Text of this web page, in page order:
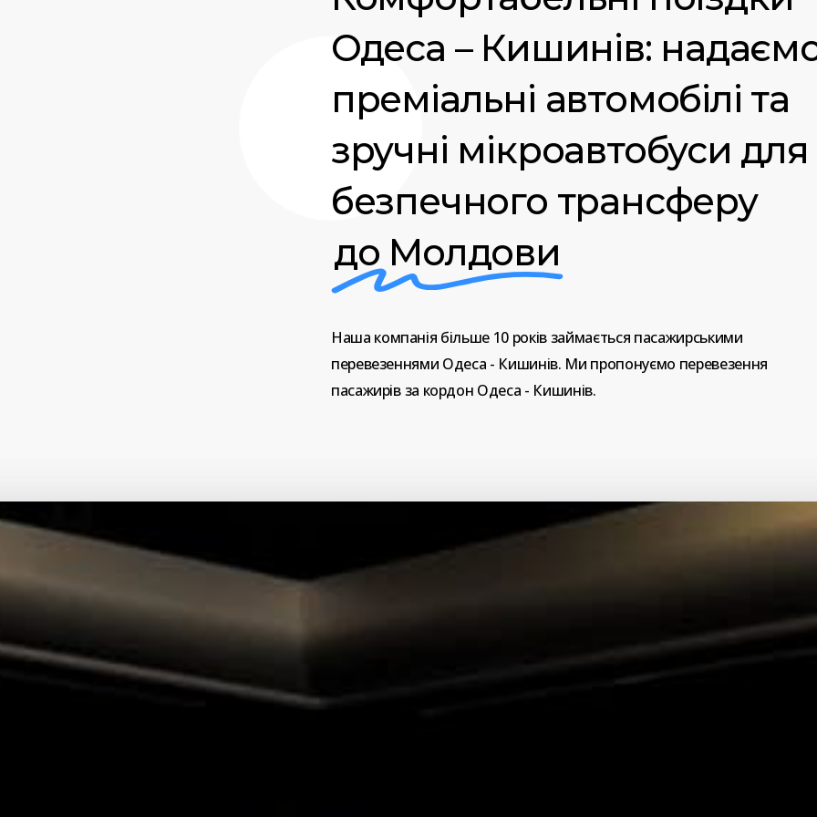
Одеса – Кишинів:
преміальні автомобілі та
зручні мікроавтобуси для
безпечного трансферу
до Молдови
Наша компанія більше 10 роківзаймається пасажирськими
перевезеннями Одеса - Кишинів. Ми пропонуємо перевезення
пасажирівза кордон Одеса - Кишинів.